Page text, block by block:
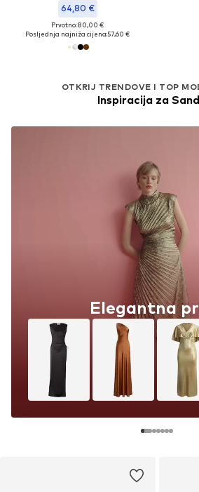
64,80 €
Prvotno: 80,00 €
Posljednja najniža cijena:57,60 €
OTKRIJ TRENDOVE I TOP
Inspiracija za
Elegantna